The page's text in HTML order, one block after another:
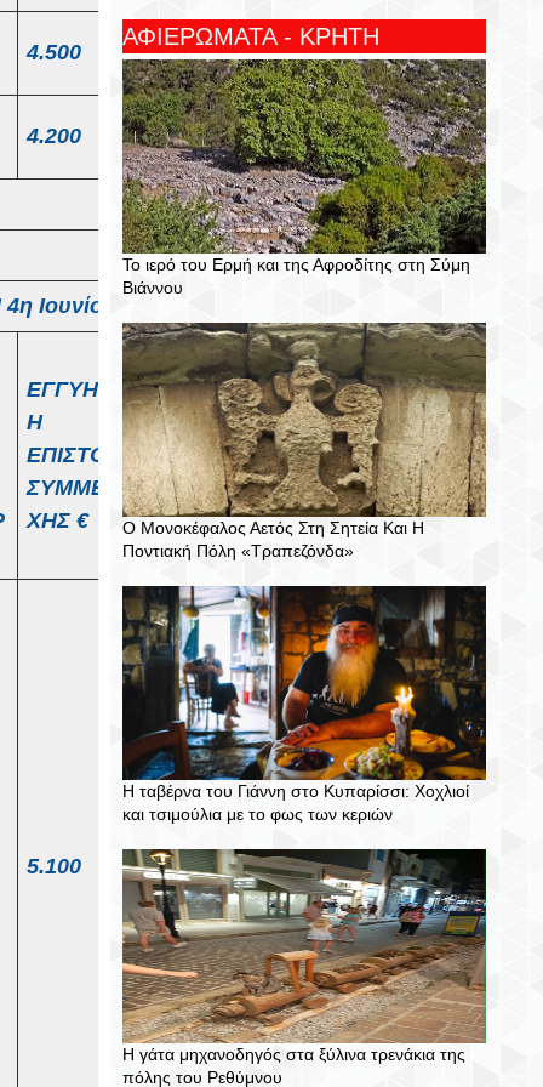
4.500
Καφεκοπτ
είο
4.200
Ανθοπωλε
ίο
2026
ΕΓΓΥΗΤΙΚ
Η
ΕΠΙΣΤΟΛΗ
ΣΥΜΜΕΤΟ
ΧΗΣ €
Επιτρεπτέ
ς χρήσεις
5.100
Όλες οι
επιτρεπτές
χρήσεις
του
κανονισμο
ύ, με
εξαίρεση
χρήσεις
Ιχθυοπωλε
ίου,
Κρεοπωλε
ίου και
Εστίασης
(πρόχειρο
ΑΦΙΕΡΩΜΑΤΑ - ΚΡΗΤΗ
Το ιερό του Ερμή και της Αφροδίτης στη Σύμη
Βιάννου
Ο Μονοκέφαλος Αετός Στη Σητεία Και Η
Ποντιακή Πόλη «Τραπεζόνδα»
Η ταβέρνα του Γιάννη στο Κυπαρίσσι: Χοχλιοί
και τσιμούλια με το φως των κεριών
Η γάτα μηχανοδηγός στα ξύλινα τρενάκια της
πόλης του Ρεθύμνου